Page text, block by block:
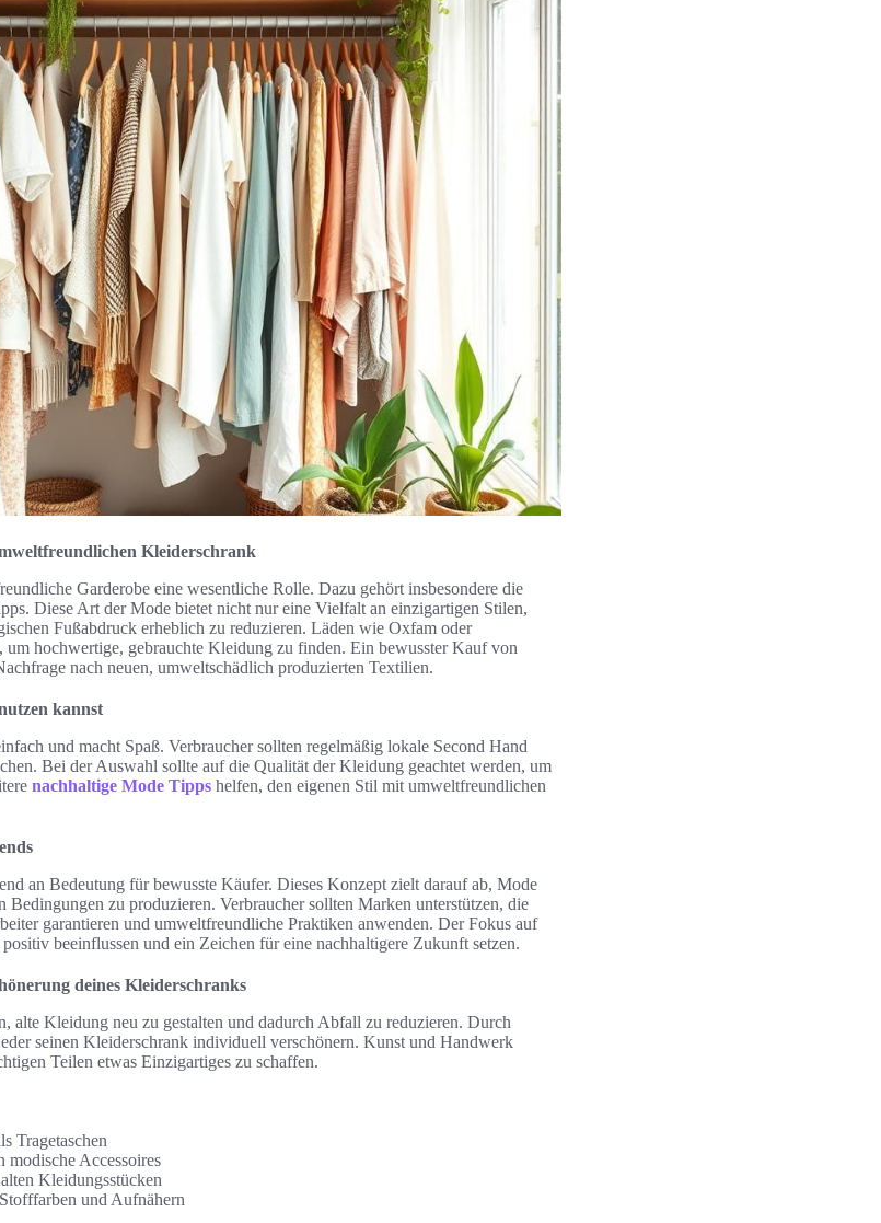
Kleiderschrank
Garderobe eine wesentliche Rolle. Dazu gehört insbesondere die
Diese Art der Mode bietet nicht nur eine Vielfalt an einzigartigen Stilen,
Fußabdruck erheblich zu reduzieren. Läden wie Oxfam oder
hochwertige, gebrauchte Kleidung zu finden. Ein bewusster Kauf von
nach neuen, umweltschädlich produzierten Textilien.
kannst
und macht Spaß. Verbraucher sollten regelmäßig lokale Second Hand
Bei der Auswahl sollte auf die Qualität der Kleidung geachtet werden, um
nachhaltige Mode Tipps helfen, den eigenen Stil mit umweltfreundlichen
an Bedeutung für bewusste Käufer. Dieses Konzept zielt darauf ab, Mode
zu produzieren. Verbraucher sollten Marken unterstützen, die
garantieren und umweltfreundliche Praktiken anwenden. Der Fokus auf
beeinflussen und ein Zeichen für eine nachhaltigere Zukunft setzen.
deines Kleiderschranks
alte Kleidung neu zu gestalten und dadurch Abfall zu reduzieren. Durch
seinen Kleiderschrank individuell verschönern. Kunst und Handwerk
Teilen etwas Einzigartiges zu schaffen.
Tragetaschen
Accessoires
Kleidungsstücken
und Aufnähern